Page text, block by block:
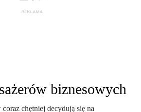
biznesowych
chętniej decydują się na